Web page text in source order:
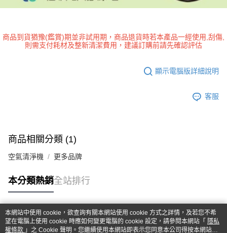
商品到貨猶豫(鑑賞)期並非試用期，商品退貨時若本產品一經使用,刮傷,
則需支付耗材及整新清潔費用，建議訂購前請先確認評估
顯示電腦版詳細說明
客服
商品相關分類 (1)
空氣清淨機 更多品牌
本分類熱銷全站排行
熱門標籤
本網站中使用 cookie，欲查詢有關本網站使用 cookie 方式之詳情，及若您不希
望在電腦上使用 cookie 時應如何變更電腦的 cookie 設定，請參閱本網站「 隱私
權條款 」之 Cookie 聲明。您繼續使用本網站即表示您同意本公司得按本網站使